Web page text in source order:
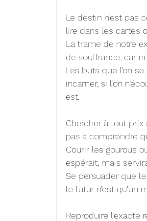
Le destin n’est pas
lire dans les cartes
La trame de notre
de souffrance, car
Les buts que l’on
incarner, si l’on
est.
Chercher à tout prix
pas à comprendre
Courir les gourous
espérait, mais
Se persuader que
le futur n’est qu’un
Reproduire